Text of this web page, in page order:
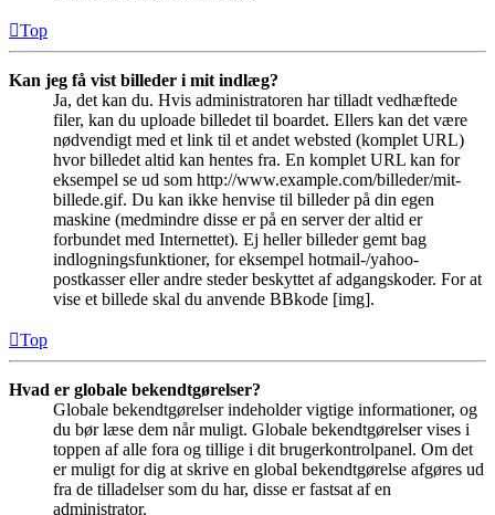
Top
Kan jeg få vist billeder i mit indlæg?
Ja, det kan du. Hvis administratoren har tilladt vedhæftede
filer, kan du uploade billedet til boardet. Ellers kan det være
nødvendigt med et link til et andet websted (komplet URL)
hvor billedet altid kan hentes fra. En komplet URL kan for
eksempel se ud som http://www.example.com/billeder/mit-
billede.gif. Du kan ikke henvise til billeder på din egen
maskine (medmindre disse er på en server der altid er
forbundet med Internettet). Ej heller billeder gemt bag
indlogningsfunktioner, for eksempel hotmail-/yahoo-
postkasser eller andre steder beskyttet af adgangskoder. For at
vise et billede skal du anvende BBkode [img].
Top
Hvad er globale bekendtgørelser?
Globale bekendtgørelser indeholder vigtige informationer, og
du bør læse dem når muligt. Globale bekendtgørelser vises i
toppen af alle fora og tillige i dit brugerkontrolpanel. Om det
er muligt for dig at skrive en global bekendtgørelse afgøres ud
fra de tilladelser som du har, disse er fastsat af en
administrator.